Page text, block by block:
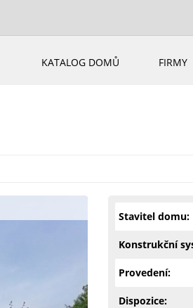
KATALOG DOMŮ FIRMY
Stavitel domu:
Konstrukční
Provedení:
Dispozice: